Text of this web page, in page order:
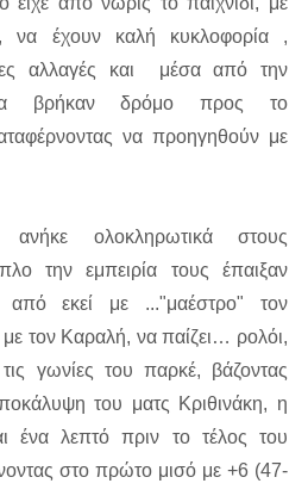
, να έχουν καλή κυκλοφορία ,
αλλαγές και μέσα από την
βρήκαν δρόμο προς το
να προηγηθούν με
ολοκληρωτικά στους
την εμπειρία τους έπαιξαν
από εκεί με ..."μαέστρο" τον
τον Καραλή, να παίζει… ρολόι,
γωνίες του παρκέ, βάζοντας
του ματς Κριθινάκη, η
ένα λεπτό πριν το τέλος του
στο πρώτο μισό με +6 (47-